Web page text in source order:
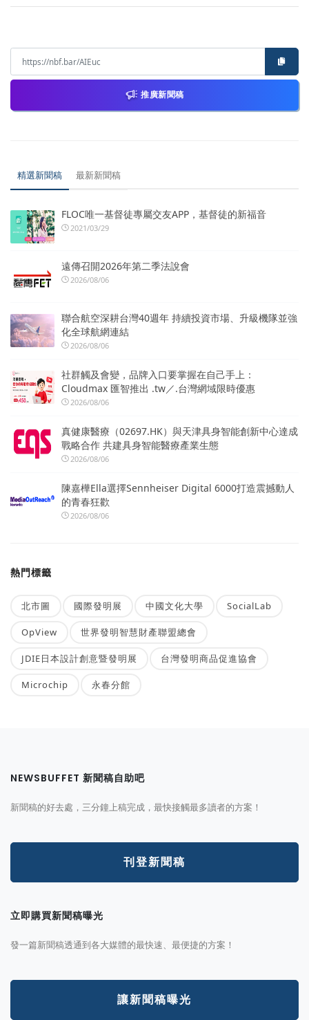
推廣新聞稿
精選新聞稿 最新新聞稿
FLOC唯一基督徒專屬交友APP，基督徒的新福音
2021/03/29
遠傳召開2026年第二季法說會
2026/08/06
聯合航空深耕台灣40週年 持續投資市場、升級機隊並強
化全球航網連結
2026/08/06
社群觸及會變，品牌入口要掌握在自己手上：
Cloudmax 匯智推出 .tw／.台灣網域限時優惠
2026/08/06
真健康醫療（02697.HK）與天津具身智能創新中心達成
戰略合作 共建具身智能醫療產業生態
2026/08/06
陳嘉樺Ella選擇Sennheiser Digital 6000打造震撼動人
的青春狂歡
2026/08/06
熱門標籤
北市圖 國際發明展 中國文化大學 SocialLab
OpView 世界發明智慧財產聯盟總會
JDIE日本設計創意暨發明展 台灣發明商品促進協會
Microchip 永春分館
NEWSBUFFET 新聞稿自助吧
新聞稿的好去處，三分鐘上稿完成，最快接觸最多讀者的方案！
刊登新聞稿
立即購買新聞稿曝光
發一篇新聞稿透通到各大媒體的最快速、最便捷的方案！
讓新聞稿曝光